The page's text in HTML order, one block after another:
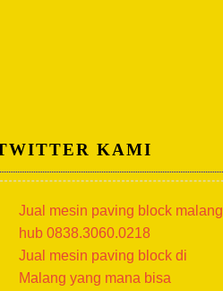
KAMI
Jual mesin paving block malang
hub 0838.3060.0218
Jual mesin paving block di
Malang yang mana bisa